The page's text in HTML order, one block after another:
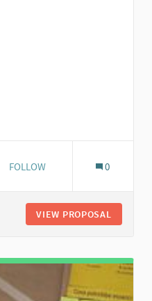
7 FOLLOWERS
FOLLOW 0
VIEW PROPOSAL